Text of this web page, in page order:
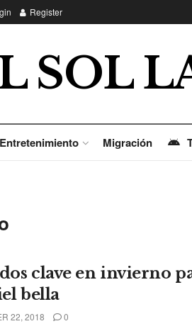
Register
SOL
Entretenimiento Migración
clave en invierno
bella
22, 2018 0